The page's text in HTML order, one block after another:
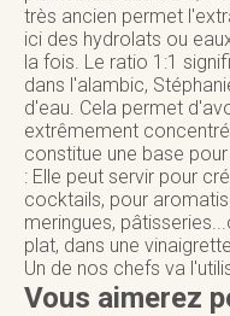
très ancien permet
ici des hydrolats ou
la fois. Le ratio 1:1
dans l'alambic,
d'eau. Cela permet
extrêmement
constitue une base
: Elle peut servir pour
cocktails, pour
meringues,
plat, dans une
Un de nos chefs va
Vous aimerez